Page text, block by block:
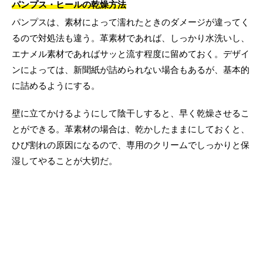
パンプス・ヒールの乾燥方法
パンプスは、素材によって濡れたときのダメージが違ってく
るので対処法も違う。革素材であれば、しっかり水洗いし、
エナメル素材であればサッと流す程度に留めておく。デザイ
ンによっては、新聞紙が詰められない場合もあるが、基本的
に詰めるようにする。
壁に立てかけるようにして陰干しすると、早く乾燥させるこ
とができる。革素材の場合は、乾かしたままにしておくと、
ひび割れの原因になるので、専用のクリームでしっかりと保
湿してやることが大切だ。